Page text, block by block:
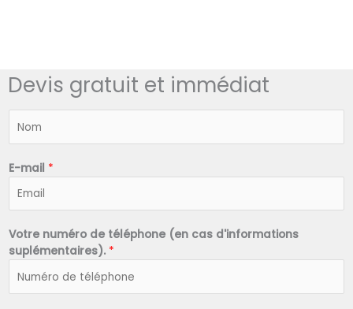
Devis gratuit et immédiat
*
E-mail *
Votre numéro de téléphone (en cas d'informations
suplémentaires). *